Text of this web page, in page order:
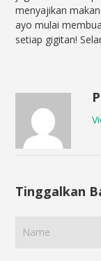
menyajikan
ayo mulai
setiap gigitan!
Tinggalkan